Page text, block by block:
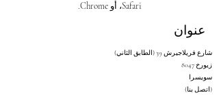
Safari، أو Chrome.
عنوان
شارع فريلاجيرش 39 (الطابق الثاني)
8047 زيورخ
سويسرا
(اتصل بنا)